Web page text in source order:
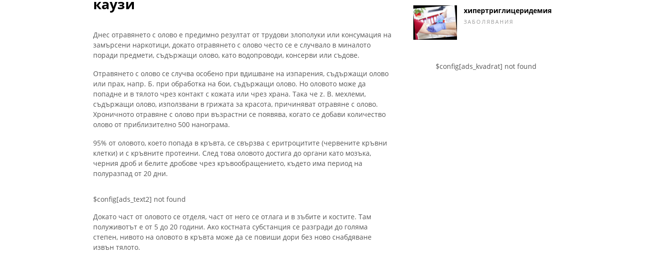
каузи
Днес отравянето с олово е предимно резултат от трудови злополуки или консумация на
замърсени наркотици, докато отравянето с олово често се е случвало в миналото
поради предмети, съдържащи олово, като водопроводи, консерви или съдове.
Отравянето с олово се случва особено при вдишване на изпарения, съдържащи олово
или прах, напр. Б. при обработка на бои, съдържащи олово. Но оловото може да
попадне и в тялото чрез контакт с кожата или чрез храна. Така че z. В. мехлеми,
съдържащи олово, използвани в грижата за красота, причиняват отравяне с олово.
Хроничното отравяне с олово при възрастни се появява, когато се добави количество
олово от приблизително 500 нанограма.
95% от оловото, което попада в кръвта, се свързва с еритроцитите (червените кръвни
клетки) и с кръвните протеини. След това оловото достига до органи като мозъка,
черния дроб и белите дробове чрез кръвообращението, където има период на
полуразпад от 20 дни.
$config[ads_text2] not found
Докато част от оловото се отделя, част от него се отлага и в зъбите и костите. Там
полуживотът е от 5 до 20 години. Ако костната субстанция се разгради до голяма
степен, нивото на оловото в кръвта може да се повиши дори без ново снабдяване
извън тялото.
хипертриглицеридемия
ЗАБОЛЯВАНИЯ
$config[ads_kvadrat] not found